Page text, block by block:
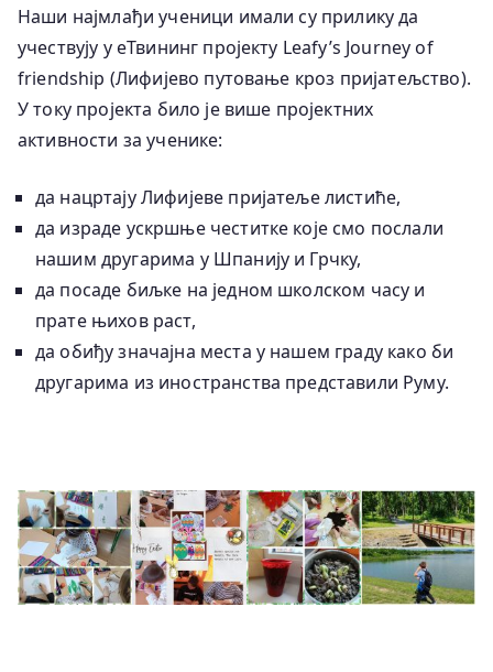
Наши најмлађи ученици имали су прилику да
учествују у еТвининг пројекту Leafy’s Journey of
friendship (Лифијево путовање кроз пријатељство).
У току пројекта било је више пројектних
активности за ученике:
да нацртају Лифијеве пријатеље листиће,
да израде ускршње честитке које смо послали
нашим другарима у Шпанију и Грчку,
да посаде биљке на једном школском часу и
прате њихов раст,
да обиђу значајна места у нашем граду како би
другарима из иностранства представили Руму.